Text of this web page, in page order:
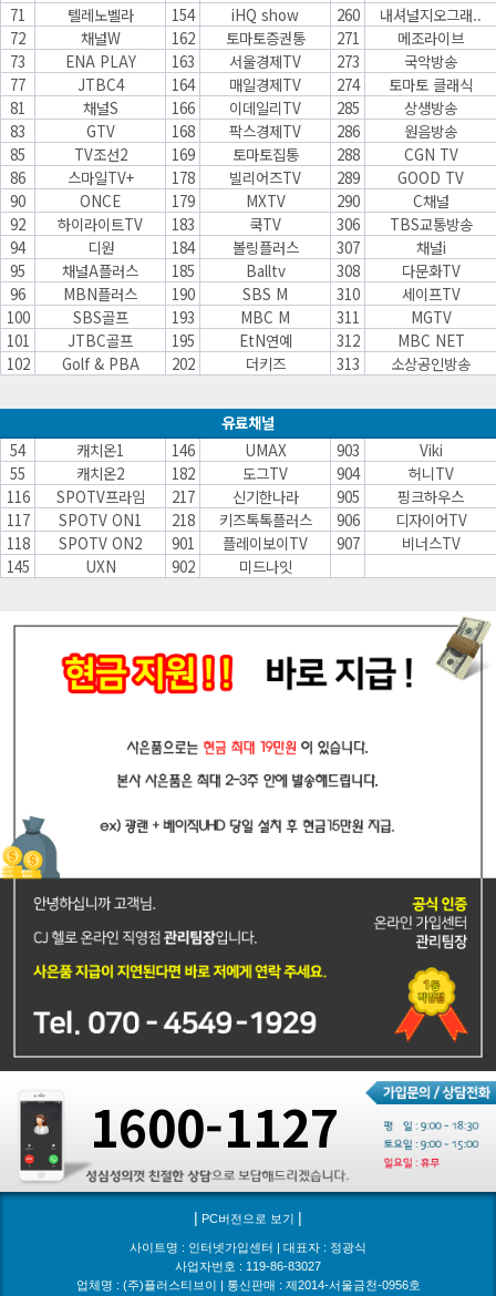
71
텔레노벨라 154 iHQ show 260
내셔널지오그래..
72
채널W 162 토마토증권통 271
메조라이브
73
ENA PLAY 163 서울경제TV 273
국악방송
77
JTBC4 164 매일경제TV 274
토마토 클래식
81
채널S 166 이데일리TV 285
상생방송
83
GTV 168 팍스경제TV 286
원음방송
85
TV조선2 169 토마토집통 288
CGN TV
86
스마일TV+ 178 빌리어즈TV 289
GOOD TV
90
ONCE 179 MXTV 290
C채널
92
하이라이트TV 183 쿡TV 306
TBS교통방송
94
디원 184 볼링플러스 307
채널i
95
채널A플러스 185 Balltv 308
다문화TV
96
MBN플러스 190 SBS M 310
세이프TV
100
SBS골프 193 MBC M 311
MGTV
101
JTBC골프 195 EtN연예 312
MBC NET
102
Golf & PBA 202 더키즈 313 소상공인방송
유료채널
54
캐치온1 146 UMAX 903
Viki
55
캐치온2 182 도그TV 904
허니TV
116
SPOTV프라임 217 신기한나라 905
핑크하우스
117
SPOTV ON1 218 키즈톡톡플러스 906
디자이어TV
118
SPOTV ON2 901 플레이보이TV 907
비너스TV
145
UXN 902 미드나잇
1600-1127
| PC버전으로 보기 |
사이트명 : 인터넷가입센터 | 대표자 : 정광식
사업자번호 : 119-86-83027
업체명 : (주)플러스티브이 | 통신판매 : 제2014-서울금천-0956호